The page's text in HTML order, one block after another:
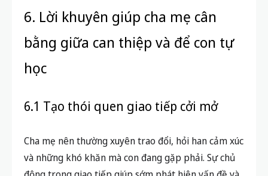
6. Lời khuyên giúp cha mẹ cân
bằng giữa can thiệp và để con tự
học
6.1 Tạo thói quen giao tiếp cởi mở
Cha mẹ nên thường xuyên trao đổi, hỏi han cảm xúc
và những khó khăn mà con đang gặp phải. Sự chủ